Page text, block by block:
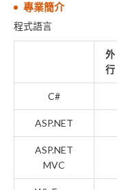
專業簡介
程式語言
外
行
C#
ASP.NET
ASP.NET
MVC